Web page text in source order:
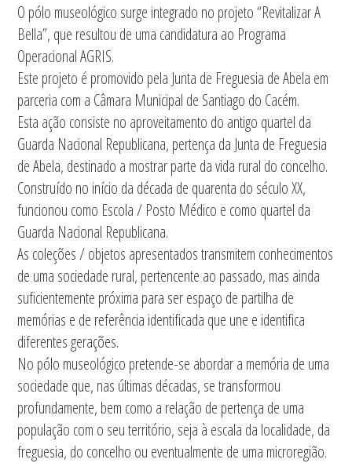
O pólo museológico surge integrado no projeto “Revitalizar A
Bella”, que resultou de uma candidatura ao Programa
Operacional AGRIS.
Este projeto é promovido pela Junta de Freguesia de Abela em
parceria com a Câmara Municipal de Santiago do Cacém.
Esta ação consiste no aproveitamento do antigo quartel da
Guarda Nacional Republicana, pertença da Junta de Freguesia
de Abela, destinado a mostrar parte da vida rural do concelho.
Construído no início da década de quarenta do século XX,
funcionou como Escola / Posto Médico e como quartel da
Guarda Nacional Republicana.
As coleções / objetos apresentados transmitem conhecimentos
de uma sociedade rural, pertencente ao passado, mas ainda
suficientemente próxima para ser espaço de partilha de
memórias e de referência identificada que une e identifica
diferentes gerações.
No pólo museológico pretende-se abordar a memória de uma
sociedade que, nas últimas décadas, se transformou
profundamente, bem como a relação de pertença de uma
população com o seu território, seja à escala da localidade, da
freguesia, do concelho ou eventualmente de uma microregião.